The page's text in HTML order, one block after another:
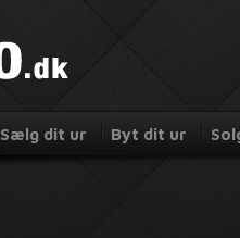
Sælg dit ur Byt dit ur